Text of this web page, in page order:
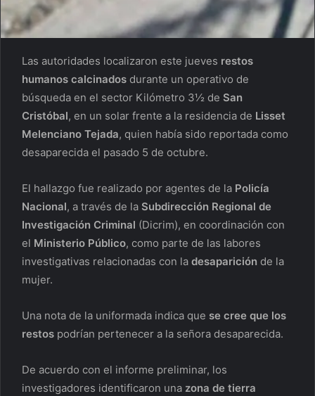
Las autoridades localizaron este jueves restos
humanos calcinados durante un operativo de
búsqueda en el sector Kilómetro 3½ de San
Cristóbal, en un solar frente a la residencia de Lisset
Melenciano Tejada, quien había sido reportada como
desaparecida el pasado 5 de octubre.
El hallazgo fue realizado por agentes de la Policía
Nacional, a través de la Subdirección Regional de
Investigación Criminal (Dicrim), en coordinación con
el Ministerio Público, como parte de las labores
investigativas relacionadas con la desaparición de la
mujer.
Una nota de la uniformada indica que se cree que los
restos podrían pertenecer a la señora desaparecida.
De acuerdo con el informe preliminar, los
investigadores identificaron una zona de tierra